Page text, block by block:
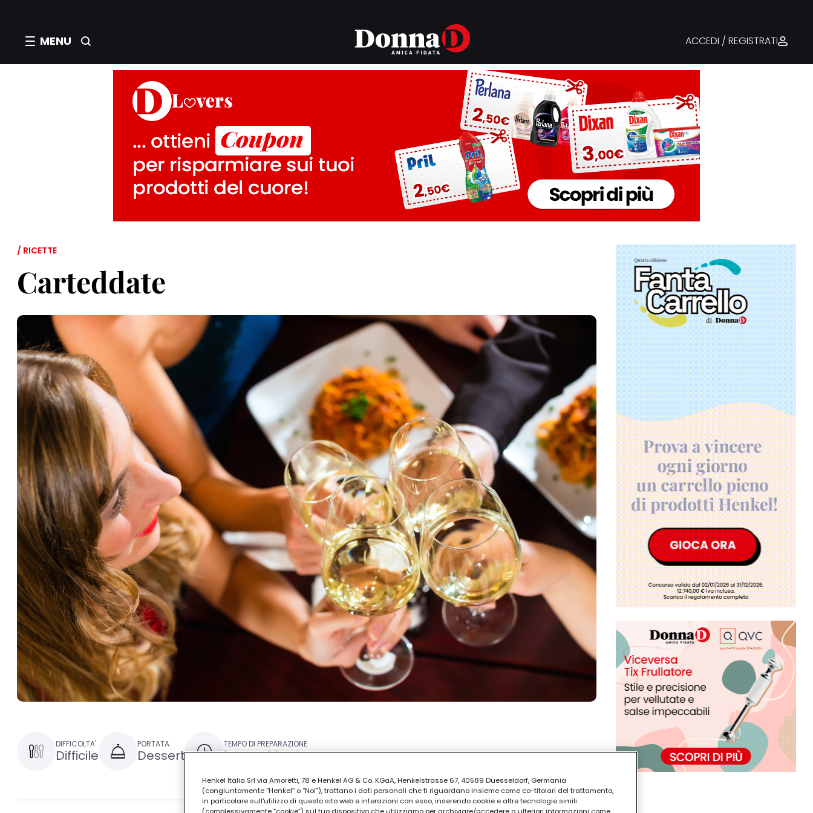
MENU ACCEDI / REGISTRATI
/ RICETTE
Carteddate
DIFFICOLTA'
Difficile
PORTATA
Dessert
TEMPO DI PREPARAZIONE
1 ora e 30
Henkel Italia Srl via Amoretti, 78 e Henkel AG & Co. KGaA, Henkelstrasse 67, 40589 Duesseldorf, Germania
(congiuntamente “Henkel” o “Noi”), trattano i dati personali che ti riguardano insieme come co-titolari del trattamento,
in particolare sull'utilizzo di questo sito web e interazioni con esso, inserendo cookie e altre tecnologie simili
(complessivamente “cookie”) sul tuo dispositivo che utilizziamo per archiviare/accedere a ulteriori informazioni come